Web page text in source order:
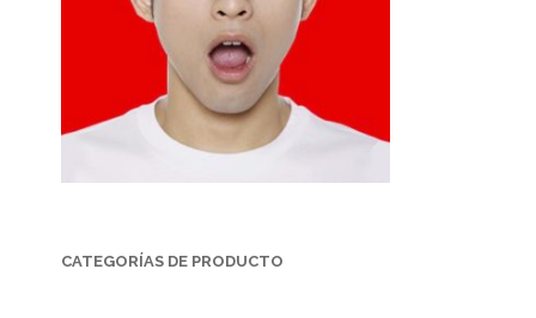
CATEGORÍAS DE PRODUCTO